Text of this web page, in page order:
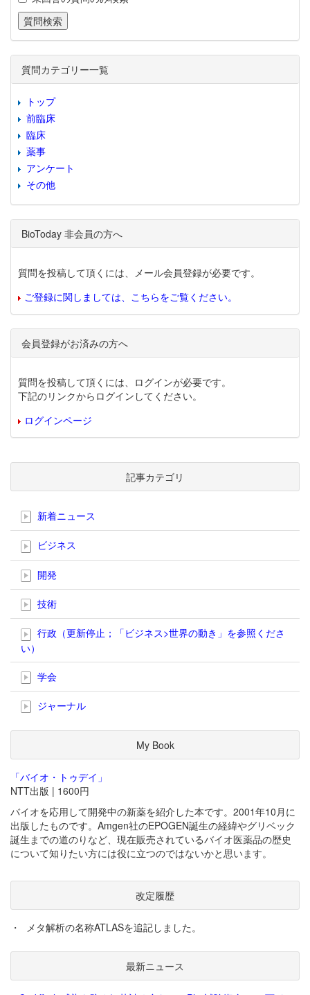
質問カテゴリー一覧
トップ
前臨床
臨床
薬事
アンケート
その他
BioToday 非会員の方へ
質問を投稿して頂くには、メール会員登録が必要です。
ご登録に関しましては、こちらをご覧ください。
会員登録がお済みの方へ
質問を投稿して頂くには、ログインが必要です。
下記のリンクからログインしてください。
ログインページ
記事カテゴリ
新着ニュース
ビジネス
開発
技術
行政（更新停止；「ビジネス>世界の動き」を参照くださ
い）
学会
ジャーナル
My Book
「バイオ・トゥデイ」
NTT出版 | 1600円
バイオを応用して開発中の新薬を紹介した本です。2001年10月に
出版したものです。Amgen社のEPOGEN誕生の経緯やグリベック
誕生までの道のりなど、現在販売されているバイオ医薬品の歴史
について知りたい方には役に立つのではないかと思います。
改定履歴
・ メタ解析の名称ATLASを追記しました。
最新ニュース